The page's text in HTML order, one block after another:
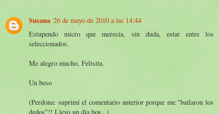
Susana 26 de mayo de 2010 a las 14:44
Estupendo micro que merecía, sin duda, estar entre los
seleccionados.
Me alegro mucho, Felisita.
Un beso
(Perdona: suprimí el comentario anterior porque me "bailaron los
dedos"!! Llevo un día hoy...)